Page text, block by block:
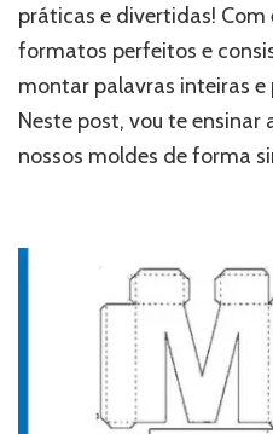
práticas e divertidas! Com
formatos perfeitos e
montar palavras inteiras e
Neste post, vou te ensinar
nossos moldes de forma